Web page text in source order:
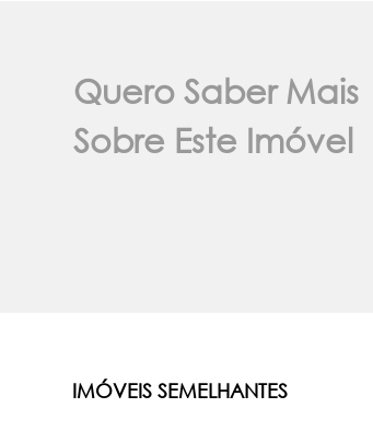
Quero Saber Mais
Sobre Este Imóvel
IMÓVEIS SEMELHANTES